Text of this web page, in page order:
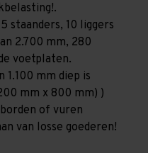
staanders, 10 liggers
2.700 mm, 280
voetplaten.
mm diep is
mm x 800 mm) )
of vuren
van losse goederen!